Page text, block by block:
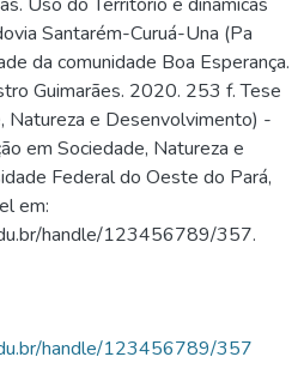
Santarém-Curuá-Una (Pa
da comunidade Boa Esperança.
Guimarães. 2020. 253 f. Tese
Natureza e Desenvolvimento) -
em Sociedade, Natureza e
Federal do Oeste do Pará,
em:
handle/123456789/357.
handle/123456789/357